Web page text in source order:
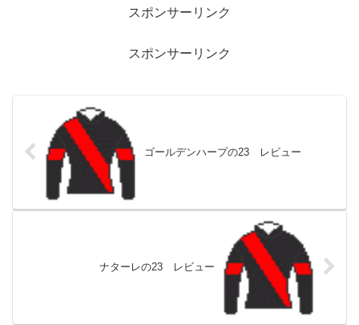
スポンサーリンク
スポンサーリンク
ゴールデンハープの23 レビュー
ナターレの23 レビュー